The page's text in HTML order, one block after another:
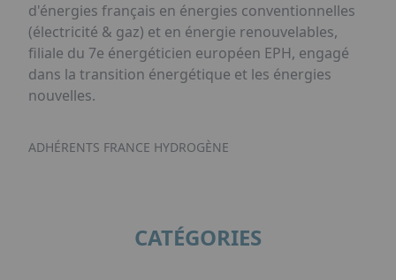
d'énergies français en énergies conventionnelles
(électricité & gaz) et en énergie renouvelables,
filiale du 7e énergéticien européen EPH, engagé
dans la transition énergétique et les énergies
nouvelles.
ADHÉRENTS FRANCE HYDROGÈNE
CATÉGORIES